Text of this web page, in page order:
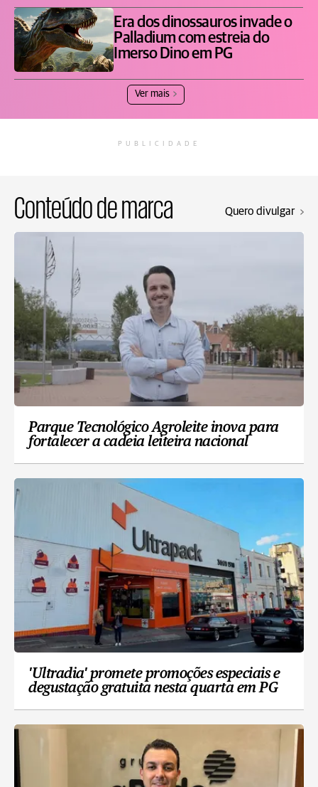
Era dos dinossauros invade o
Palladium com estreia do
Imerso Dino em PG
Ver mais
PUBLICIDADE
Conteúdo de marca Quero divulgar
Parque Tecnológico Agroleite inova para
fortalecer a cadeia leiteira nacional
'Ultradia' promete promoções especiais e
degustação gratuita nesta quarta em PG